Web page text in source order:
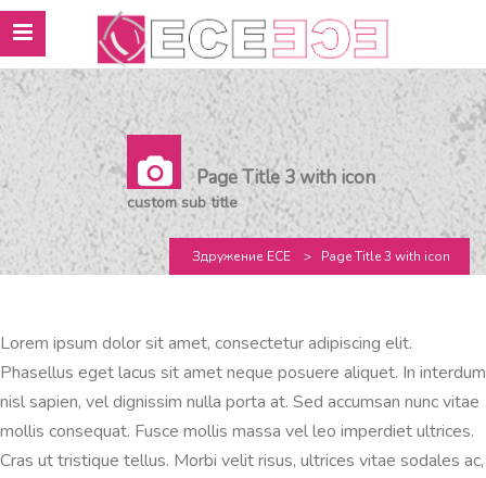
Page Title 3 with icon
custom sub title
Здружение ЕСЕ > Page Title 3 with icon
Lorem ipsum dolor sit amet, consectetur adipiscing elit.
Phasellus eget lacus sit amet neque posuere aliquet. In interdum
nisl sapien, vel dignissim nulla porta at. Sed accumsan nunc vitae
mollis consequat. Fusce mollis massa vel leo imperdiet ultrices.
Cras ut tristique tellus. Morbi velit risus, ultrices vitae sodales ac,